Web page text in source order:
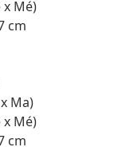
x Mé)
cm
Ma)
x Mé)
cm